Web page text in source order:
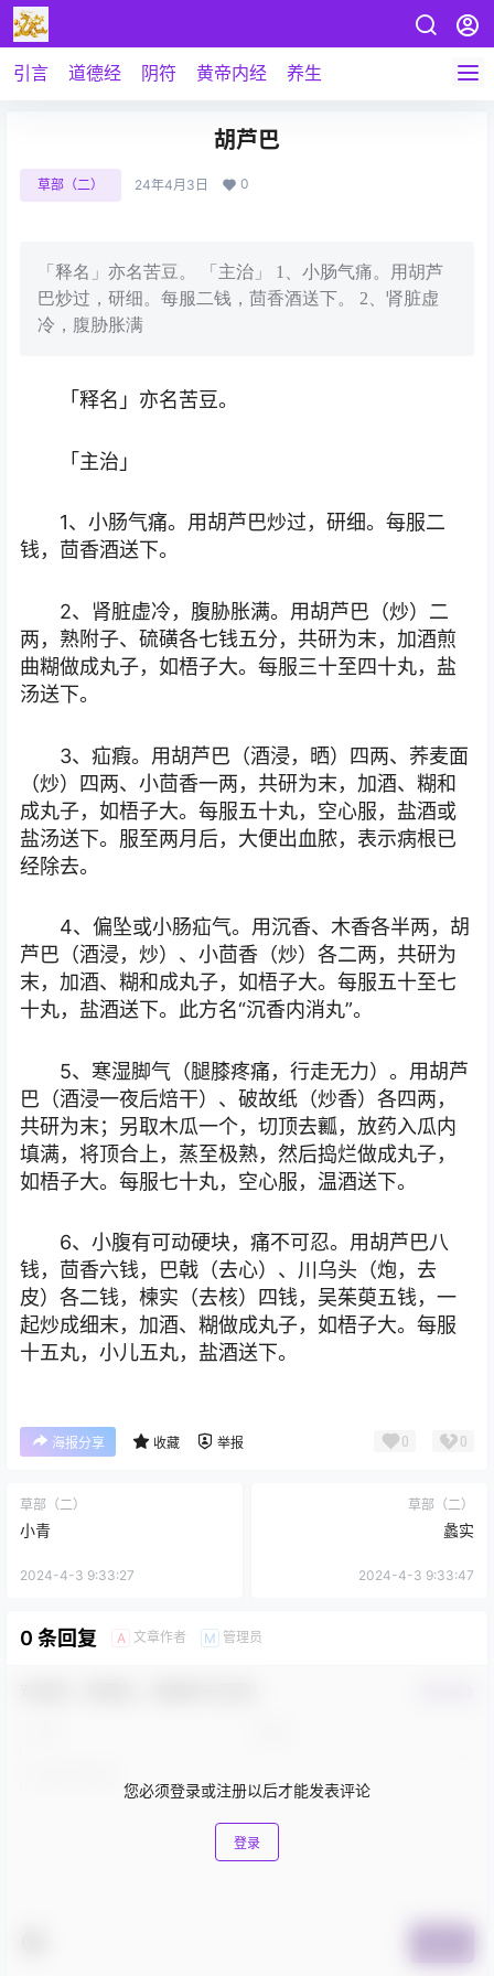
引言 道德经 阴符 黄帝内经 养生
胡芦巴
草部（二） 24年4月3日 0
「释名」亦名苦豆。 「主治」 1、小肠气痛。用胡芦
巴炒过，研细。每服二钱，茴香酒送下。 2、肾脏虚
冷，腹胁胀满
「释名」亦名苦豆。
「主治」
1、小肠气痛。用胡芦巴炒过，研细。每服二
钱，茴香酒送下。
2、肾脏虚冷，腹胁胀满。用胡芦巴（炒）二
两，熟附子、硫磺各七钱五分，共研为末，加酒煎
曲糊做成丸子，如梧子大。每服三十至四十丸，盐
汤送下。
3、疝瘕。用胡芦巴（酒浸，晒）四两、荞麦面
（炒）四两、小茴香一两，共研为末，加酒、糊和
成丸子，如梧子大。每服五十丸，空心服，盐酒或
盐汤送下。服至两月后，大便出血脓，表示病根已
经除去。
4、偏坠或小肠疝气。用沉香、木香各半两，胡
芦巴（酒浸，炒）、小茴香（炒）各二两，共研为
末，加酒、糊和成丸子，如梧子大。每服五十至七
十丸，盐酒送下。此方名“沉香内消丸”。
5、寒湿脚气（腿膝疼痛，行走无力）。用胡芦
巴（酒浸一夜后焙干）、破故纸（炒香）各四两，
共研为末；另取木瓜一个，切顶去瓤，放药入瓜内
填满，将顶合上，蒸至极熟，然后捣烂做成丸子，
如梧子大。每服七十丸，空心服，温酒送下。
6、小腹有可动硬块，痛不可忍。用胡芦巴八
钱，茴香六钱，巴戟（去心）、川乌头（炮，去
皮）各二钱，楝实（去核）四钱，吴茱萸五钱，一
起炒成细末，加酒、糊做成丸子，如梧子大。每服
十五丸，小儿五丸，盐酒送下。
海报分享 收藏 举报 0 0
草部（二）
小青
2024-4-3 9:33:27
草部（二）
蠡实
2024-4-3 9:33:47
0 条回复 A 文章作者 M 管理员
您必须登录或注册以后才能发表评论
登录